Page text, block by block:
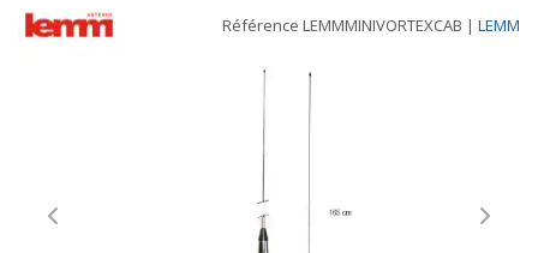
Référence LEMMMINIVORTEXCAB | LEMM
Previous Next